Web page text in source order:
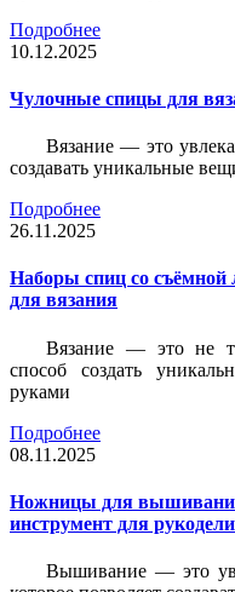
Подробнее
10.12.2025
Чулочные спицы для
Вязание — это
создавать уникальные
Подробнее
26.11.2025
Наборы спиц со съёмной
для вязания
Вязание — это не
способ создать
руками
Подробнее
08.11.2025
Ножницы для
инструмент для
Вышивание — это